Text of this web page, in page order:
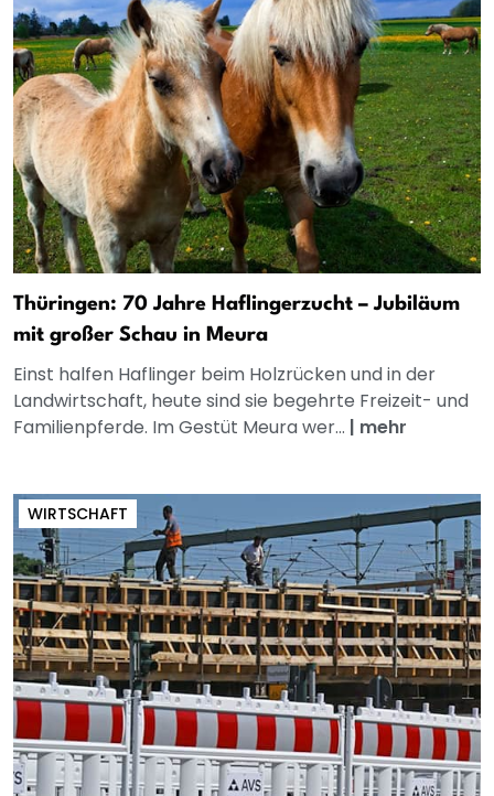
Thüringen: 70 Jahre Haflingerzucht – Jubiläum
mit großer Schau in Meura
Einst halfen Haflinger beim Holzrücken und in der
Landwirtschaft, heute sind sie begehrte Freizeit- und
Familienpferde. Im Gestüt Meura wer... | mehr
WIRTSCHAFT